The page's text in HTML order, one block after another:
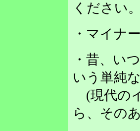
ください。
・マイナ
・昔、い
いう単純
(現代の
ら、その